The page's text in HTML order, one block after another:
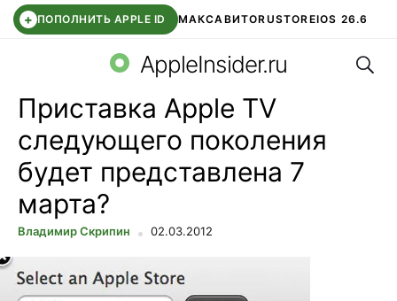
+ ПОПОЛНИТЬ APPLE ID МАКСАВИТОRUSTOREIOS 26.6
СБЕР КИДС ВТБ ОНЛАЙН ЧАТ В ROBLOX
AppleInsider.ru
Приставка Apple TV
следующего поколения
будет представлена 7
марта?
Владимир Скрипин 02.03.2012